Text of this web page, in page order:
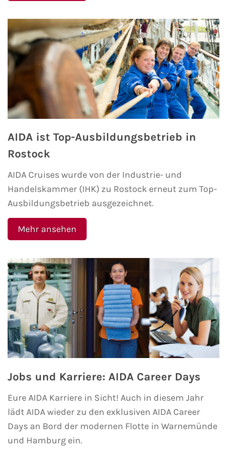
Westeuropa-Kreuzfahrt
Norwegen-Kreuzfahrt
Orient-Kreuzfahrt
Weltreise-Kreuzfahrt
Reedereien
TUI Cruises
MSC Kreuzfahrten
Costa Kreuzfahrten
Hapag-Lloyd Cruises
Cunard Line
Hurtigruten
Norwegian Cruise Line
Royal Caribbean International
PLANTOURS Kreuzfahrten
Alle Reedereien
AIDA ist Top-Ausbildungsbetrieb in
Rostock
AIDA Cruises wurde von der Industrie- und
Handelskammer (IHK) zu Rostock erneut zum Top-
Ausbildungsbetrieb ausgezeichnet.
Mehr ansehen
Jobs und Karriere: AIDA Career Days
Eure AIDA Karriere in Sicht! Auch in diesem Jahr
lädt AIDA wieder zu den exklusiven AIDA Career
Days an Bord der modernen Flotte in Warnemünde
und Hamburg ein.